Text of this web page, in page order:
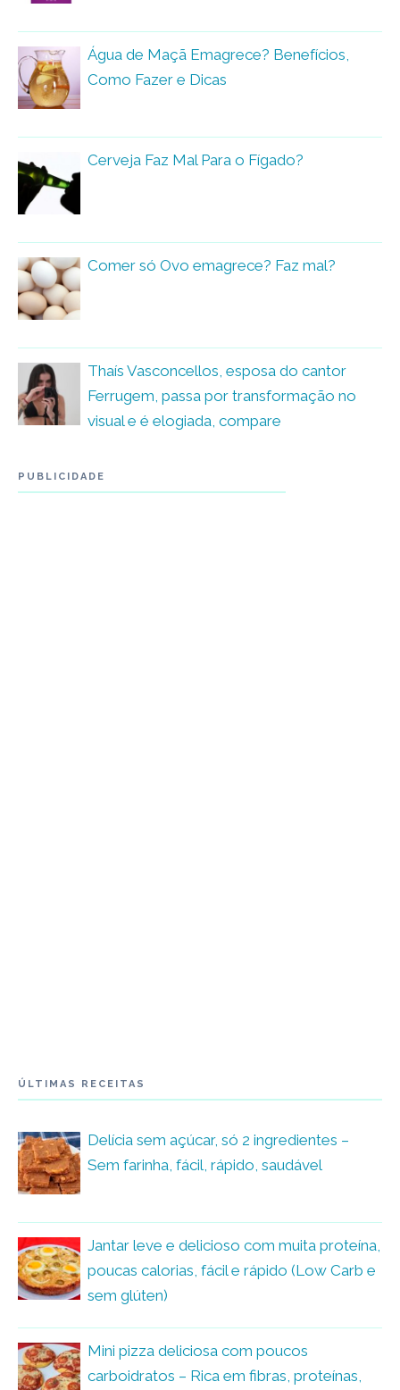
Água de Maçã Emagrece? Benefícios,
Como Fazer e Dicas
Cerveja Faz Mal Para o Fígado?
Comer só Ovo emagrece? Faz mal?
Thaís Vasconcellos, esposa do cantor
Ferrugem, passa por transformação no
visual e é elogiada, compare
PUBLICIDADE
ÚLTIMAS RECEITAS
Delícia sem açúcar, só 2 ingredientes –
Sem farinha, fácil, rápido, saudável
Jantar leve e delicioso com muita proteína,
poucas calorias, fácil e rápido (Low Carb e
sem glúten)
Mini pizza deliciosa com poucos
carboidratos – Rica em fibras, proteínas,